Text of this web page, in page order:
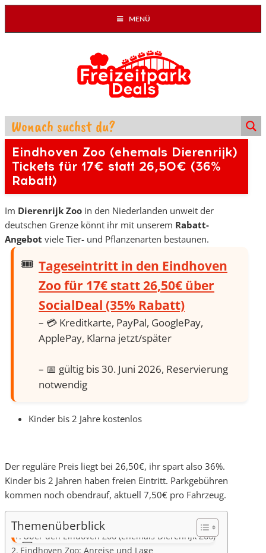
MENÜ
Eindhoven Zoo (ehemals Dierenrijk)
Tickets für 17€ statt 26,50€ (36%
Rabatt)
Im Dierenrijk Zoo in den Niederlanden unweit der
deutschen Grenze könnt ihr mit unserem Rabatt-
Angebot viele Tier- und Pflanzenarten bestaunen.
Tageseintritt in den Eindhoven
Zoo für 17€ statt 26,50€ über
SocialDeal (35% Rabatt)
– 💳 Kreditkarte, PayPal, GooglePay,
ApplePay, Klarna jetzt/später
– 📅 gültig bis 30. Juni 2026, Reservierung
notwendig
Kinder bis 2 Jahre kostenlos
Der reguläre Preis liegt bei 26,50€, ihr spart also 36%.
Kinder bis 2 Jahren haben freien Eintritt. Parkgebühren
kommen noch obendrauf, aktuell 7,50€ pro Fahrzeug.
Themenüberblick
Über den Eindoven Zoo (ehemals Dierenrijk Zoo)
Eindhoven Zoo: Anreise und Lage